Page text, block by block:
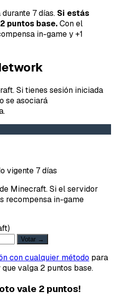
7 días. Si estás
puntos base.Con el
in-game y +1
Si tienes sesión iniciada
se asociará
vigente 7 días
Minecraft. Si el servidor
recompensa in-game
Votar →
con cualquier método para
valga 2 puntos base.
vale 2 puntos!